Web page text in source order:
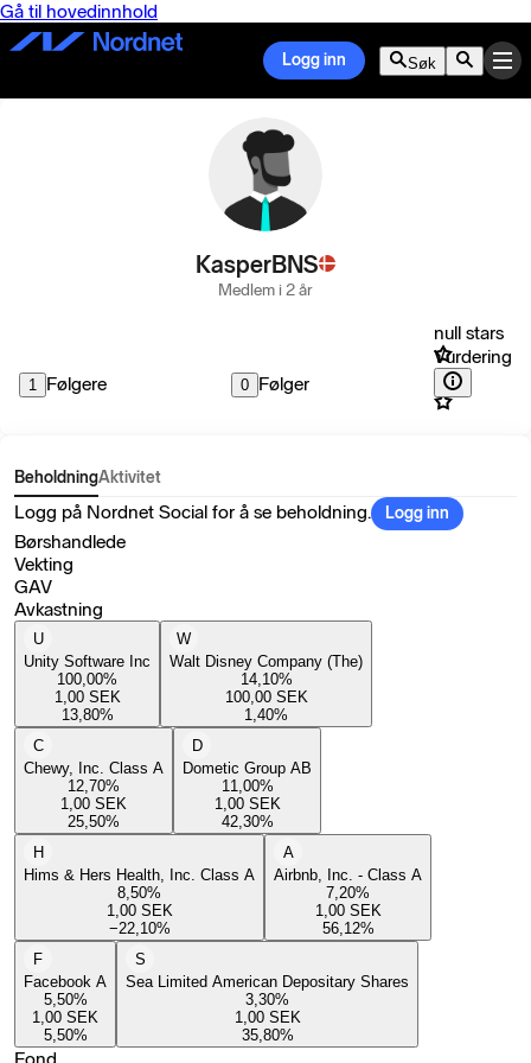
Gå til hovedinnhold
Logg inn Søk
KasperBNS
Medlem i 2 år
1 Følgere 0 Følger
null stars
Vurdering
BeholdningAktivitet
Logg på Nordnet Social for å se beholdning. Logg inn
Børshandlede
Vekting
GAV
Avkastning
U
Unity Software Inc
100,00%
1,00 SEK
13,80%
W
Walt Disney Company (The)
14,10%
100,00 SEK
1,40%
C
Chewy, Inc. Class A
12,70%
1,00 SEK
25,50%
D
Dometic Group AB
11,00%
1,00 SEK
42,30%
H
Hims & Hers Health, Inc. Class A
8,50%
1,00 SEK
−22,10%
A
Airbnb, Inc. - Class A
7,20%
1,00 SEK
56,12%
F
Facebook A
5,50%
1,00 SEK
5,50%
S
Sea Limited American Depositary Shares
3,30%
1,00 SEK
35,80%